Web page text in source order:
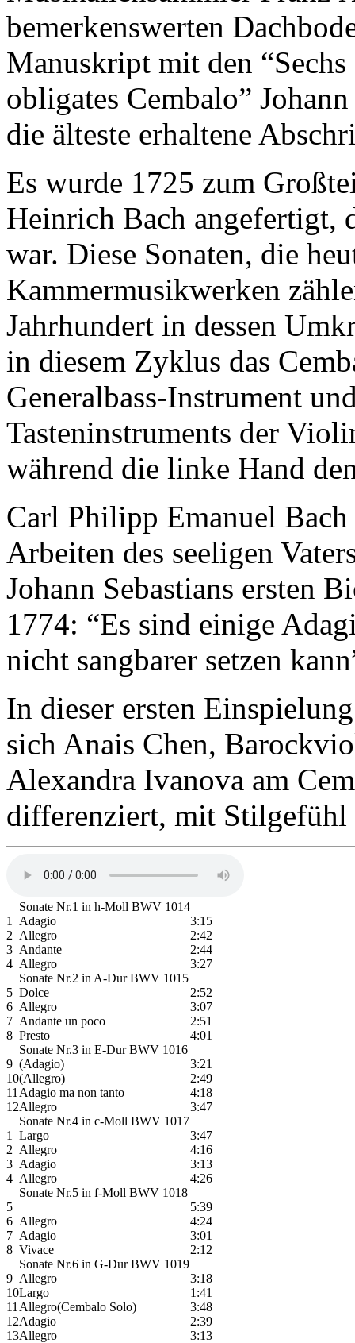
bemerkenswerten
Manuskript mit den
obligates Cembalo”
die älteste erhaltene
Es wurde 1725 zum
Heinrich Bach angefertigt,
war. Diese Sonaten, die
Kammermusikwerken
Jahrhundert in dessen
in diesem Zyklus das
Generalbass-Instrument
Tasteninstruments der
während die linke Hand
Carl Philipp Emanuel Bach
Arbeiten des seeligen
Johann Sebastians ersten
1774: “Es sind einige
nicht sangbarer setzen
In dieser ersten
sich Anais Chen,
Alexandra Ivanova am
differenziert, mit Stilgefühl
Sonate Nr.1 in h-Moll BWV 1014
1
Adagio
3:15
2 Allegro
2:42
3 Andante
2:44
4 Allegro
3:27
Sonate Nr.2 in A-Dur BWV 1015
5 Dolce
2:52
6 Allegro
3:07
7 Andante un poco
2:51
8 Presto
4:01
Sonate Nr.3 in E-Dur BWV 1016
9 (Adagio)
3:21
10(Allegro)
2:49
11 Adagio ma non tanto
4:18
12Allegro
3:47
Sonate Nr.4 in c-Moll BWV 1017
1
Largo
3:47
2 Allegro
4:16
3 Adagio
3:13
4 Allegro
4:26
Sonate Nr.5 in f-Moll BWV 1018
5
5:39
6 Allegro
4:24
7 Adagio
3:01
8 Vivace
2:12
Sonate Nr.6 in G-Dur BWV 1019
9 Allegro
3:18
10Largo
1:41
11 Allegro(Cembalo Solo)
3:48
12Adagio
2:39
13Allegro 3:13